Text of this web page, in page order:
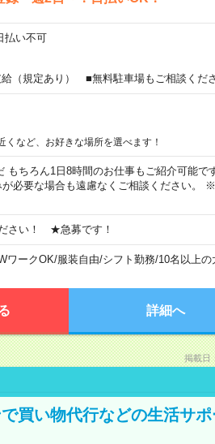
い不可
（規定あり） ■無料駐車場もご相談くだ
など、お好きな場所を選べます！
ちろん1日8時間のお仕事もご紹介可能で
必要な場合も遠慮なくご相談ください。
さい！ ★急募です！
ワークOK/服装自由/シフト勤務/10名以上の
詳細へ
掲載日
買い物代行などの生活サポ